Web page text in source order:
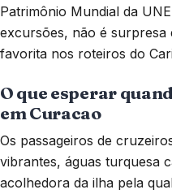
Patrimônio Mundial da
excursões, não é surpresa
favorita nos roteiros do
O que esperar
em Curacao
Os passageiros de
vibrantes, águas turquesa
acolhedora da ilha pela